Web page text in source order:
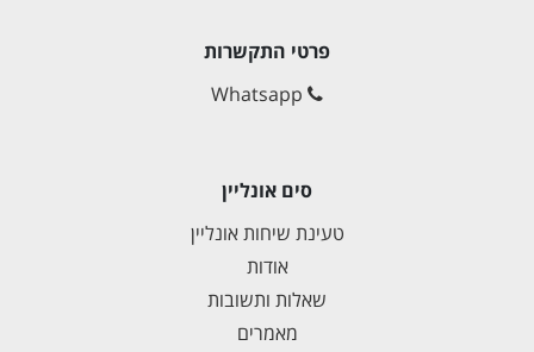
פרטי התקשרות
Whatsapp
סים אונליין
טעינת שיחות אונליין
אודות
שאלות ותשובות
מאמרים